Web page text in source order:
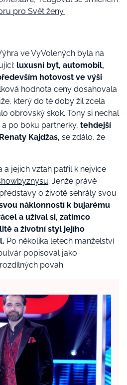
pro Svět ženy.
ve VyVolených byla na
luxusní byt, automobil,
hotovost ve výši
hodnota ceny dosahovala
který do té doby žil zcela
obrovský skok. Tony si nechal
po boku partnerky, tehdejší
Kajdžas, se zdálo, že
a jejich vztah patřil k nejvíce
. Jenže právě
o životě sehrály svou
náklonností k bujarému
a užíval si, zatímco
a životní styl jejího
Po několika letech manželství
popisoval jako
povah.